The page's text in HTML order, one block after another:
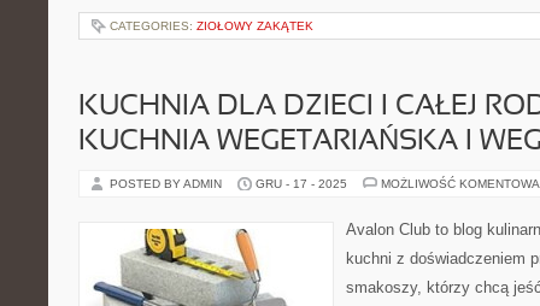
CATEGORIES: ZIOŁOWY ZAKĄTEK
KUCHNIA DLA DZIECI I CAŁEJ
KUCHNIA WEGETARIAŃSKA I
POSTED BY ADMIN GRU - 17 - 2025 MOŻLIWOŚĆ
Avalon Club to blog
kuchni z doświadczeniem
smakoszy, którzy chcą